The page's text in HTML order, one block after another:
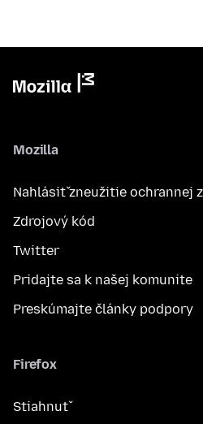
Mozilla
Nahlásiť zneužitie ochrannej
Zdrojový kód
Twitter
Pridajte sa k našej komunite
Preskúmajte články podpory
Firefox
Stiahnuť